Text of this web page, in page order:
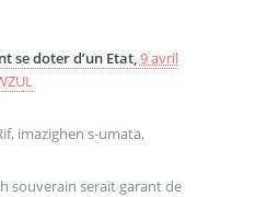
se doter d’un Etat,9 avril
imazighen s-umata,
souverain serait garant de